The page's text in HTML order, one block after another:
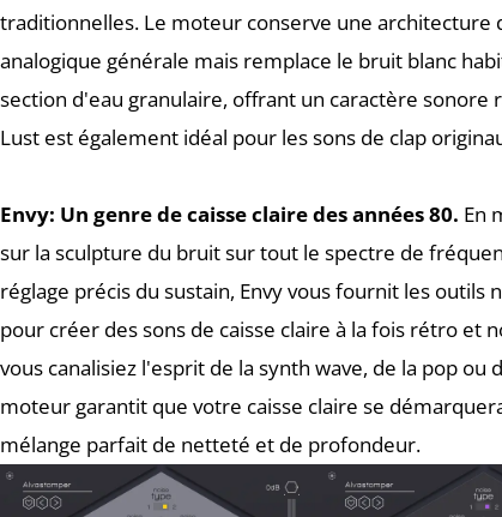
traditionnelles. Le moteur conserve une architecture
analogique générale mais remplace le bruit blanc
section d'eau granulaire, offrant un caractère sonore
Lust est également idéal pour les sons de clap
Envy: Un genre de caisse claire des années 80. En
sur la sculpture du bruit sur tout le spectre de
réglage précis du sustain, Envy vous fournit les outils
pour créer des sons de caisse claire à la fois rétro et
vous canalisiez l'esprit de la synth wave, de la pop ou
moteur garantit que votre caisse claire se
mélange parfait de netteté et de profondeur.